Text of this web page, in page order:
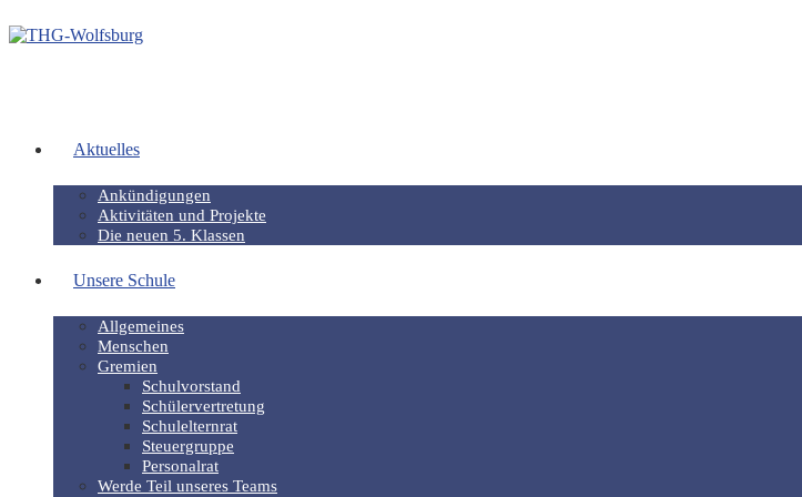
Aktuelles
Ankündigungen
Aktivitäten und Projekte
Die neuen 5. Klassen
Unsere Schule
Allgemeines
Menschen
Gremien
Schulvorstand
Schülervertretung
Schulelternrat
Steuergruppe
Personalrat
Werde Teil unseres Teams